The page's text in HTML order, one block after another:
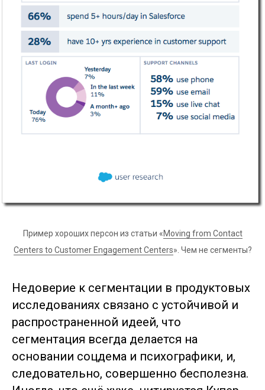
Пример хороших персон из статьи «Moving from Contact
Centers to Customer Engagement Centers». Чем не сегменты?
Недоверие к сегментации в продуктовых
исследованиях связано с устойчивой и
распространенной идеей, что
сегментация всегда делается на
основании соцдема и психографики, и,
следовательно, совершенно бесполезна.